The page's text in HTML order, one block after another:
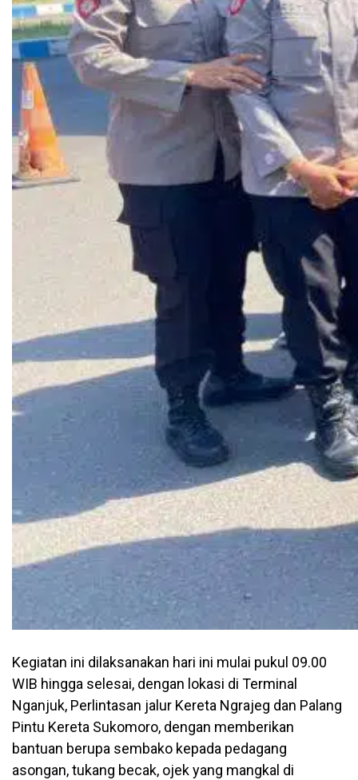
Kegiatan ini dilaksanakan hari ini mulai pukul 09.00
WIB hingga selesai, dengan lokasi di Terminal
Nganjuk, Perlintasan jalur Kereta Ngrajeg dan Palang
Pintu Kereta Sukomoro, dengan memberikan
bantuan berupa sembako kepada pedagang
asongan, tukang becak, ojek yang mangkal di